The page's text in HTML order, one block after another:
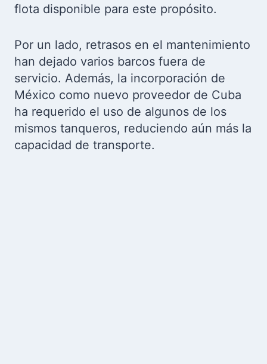
flota disponible para este propósito.
Por un lado, retrasos en el mantenimiento
han dejado varios barcos fuera de
servicio. Además, la incorporación de
México como nuevo proveedor de Cuba
ha requerido el uso de algunos de los
mismos tanqueros, reduciendo aún más la
capacidad de transporte.